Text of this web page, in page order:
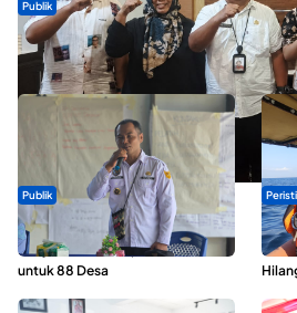
Publik
Dua Talenta Muda Ternate Wakili
Nusantara 2026
Publik
ABDESI Morotai Apresiasi
Penyaluran ADD Rp3,13 Miliar
untuk 88 Desa
Dua